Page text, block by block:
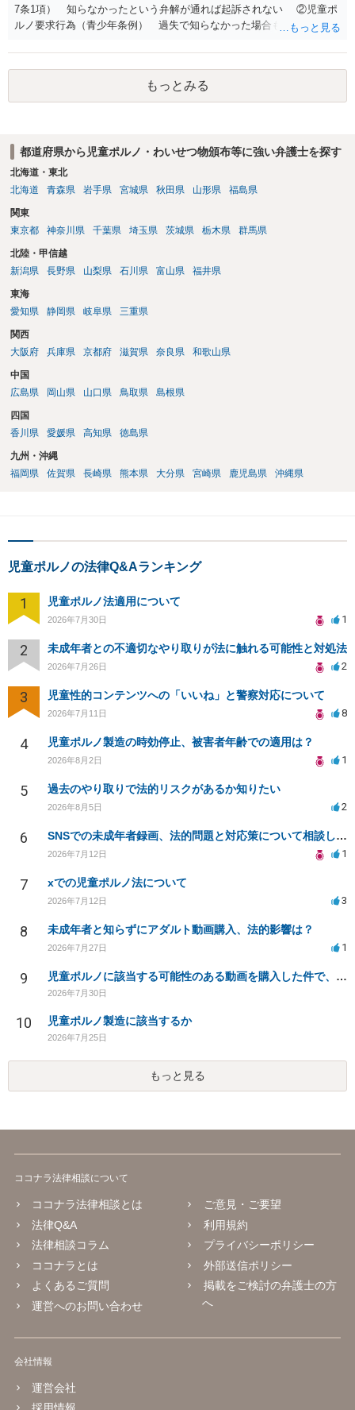
7条1項） 知らなかったという弁解が通れば起訴されない ②児童ポ
ルノ要求行為（青少年条例） 過失で知らなかった場合も処罰される
ることになります。 対応としては、福祉犯罪に詳しい弁護士に相談
した上で 相手方の地域も知らない・年齢も知らなかったという弁
解 もう消したので持ってない という弁解を用意して、警察相談を
検討してください。
もっとみる
都道府県から児童ポルノ・わいせつ物頒布等に強い弁護士を探す
北海道・東北
北海道
青森県 岩手県 宮城県 秋田県 山形県 福島県
関東
東京都
神奈川県 千葉県 埼玉県 茨城県 栃木県 群馬県
北陸・甲信越
新潟県
長野県 山梨県 石川県 富山県 福井県
東海
愛知県
静岡県 岐阜県 三重県
関西
大阪府
兵庫県 京都府 滋賀県 奈良県 和歌山県
中国
広島県
岡山県 山口県 鳥取県 島根県
四国
香川県
愛媛県 高知県 徳島県
九州・沖縄
福岡県
佐賀県 長崎県 熊本県 大分県 宮崎県 鹿児島県 沖縄県
児童ポルノの法律Q&Aランキング
1 児童ポルノ法適用について
2026年7月30日 1
2 未成年者との不適切なやり取りが法に触れる可能性と対処法
2026年7月26日 2
3 児童性的コンテンツへの「いいね」と警察対応について
2026年7月11日 8
4 児童ポルノ製造の時効停止、被害者年齢での適用は？
2026年8月2日 1
5 過去のやり取りで法的リスクがあるか知りたい
2026年8月5日 2
6 SNSでの未成年者録画、法的問題と対応策について相談したい
2026年7月12日 1
7 xでの児童ポルノ法について
2026年7月12日 3
8 未成年者と知らずにアダルト動画購入、法的影響は？
2026年7月27日 1
9 児童ポルノに該当する可能性のある動画を購入した件で、家族や職場に知られたり、逮捕などあるのでしょうか
2026年7月30日
10 児童ポルノ製造に該当するか
2026年7月25日
もっと見る
ココナラ法律相談について
ココナラ法律相談とは
法律Q&A
法律相談コラム
ココナラとは
よくあるご質問
運営へのお問い合わせ
ご意見・ご要望
利用規約
プライバシーポリシー
外部送信ポリシー
掲載をご検討の弁護士の方
へ
会社情報
運営会社